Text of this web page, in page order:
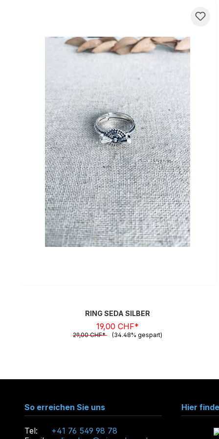
RING SEDA SILBER
19,00 CHF*
29,00 CHF* (34.48% gespart)
So erreichen Sie uns
Tel:
+41 76 549 98 78
Hier